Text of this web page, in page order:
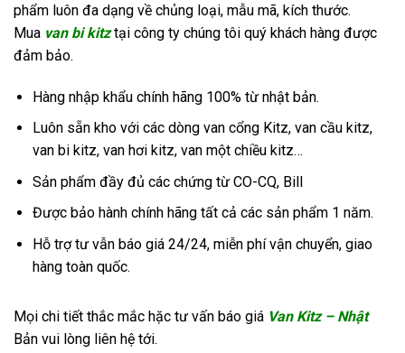
phẩm luôn đa dạng về chủng loại, mẫu mã, kích thước.
Mua van bi kitztại công ty chúng tôi quý khách hàng được
đảm bảo.
Hàng nhập khẩu chính hãng 100% từ nhật bản.
Luôn sẵn kho với các dòng van cổng Kitz, van cầu kitz,
van bi kitz, van hơi kitz, van một chiều kitz…
Sản phẩm đầy đủ các chứng từ CO-CQ, Bill
Được bảo hành chính hãng tất cả các sản phẩm 1 năm.
Hỗ trợ tư vẫn báo giá 24/24, miễn phí vận chuyển, giao
hàng toàn quốc.
Mọi chi tiết thắc mắc hặc tư vấn báo giá Van Kitz – Nhật
Bản vui lòng liên hệ tới.